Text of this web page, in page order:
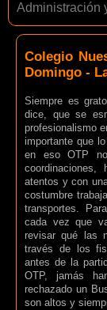
Administración
Colegio
Domingo -
Siempre es
dice, que se
profesionalismo
importante que
en eso OTP
atentos y con
costumbre
transportes.
cada vez que
revisar qué las
través de los
antes de la
OTP, jamás
rechazado un
son altos y